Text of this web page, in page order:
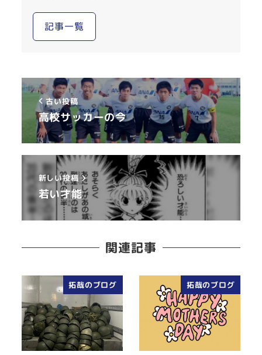
記事一覧
古い投稿
高校サッカーの今
新しい投稿
若い才能
関連記事
拓哉のブログ 拓哉のブログ